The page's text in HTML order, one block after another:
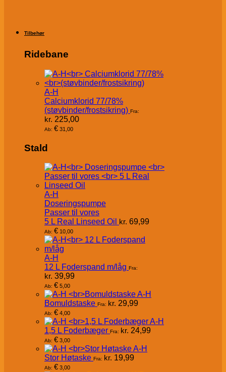
Tilbehør
Ridebane
A-H
Calciumklorid 77/78%
(støvbinder/frostsikring) Fra:
kr. 225,00
Ab: € 31,00
Stald
A-H
Doseringspumpe
Passer til vores
5 L Real Linseed Oil kr. 69,99
Ab: € 10,00
A-H
12 L Foderspand m/låg Fra:
kr. 39,99
Ab: € 5,00
A-H
Bomuldstaske Fra: kr. 29,99
Ab: € 4,00
A-H
1,5 L Foderbæger Fra: kr. 24,99
Ab: € 3,00
A-H
Stor Høtaske Fra: kr. 19,99
Ab: € 3,00